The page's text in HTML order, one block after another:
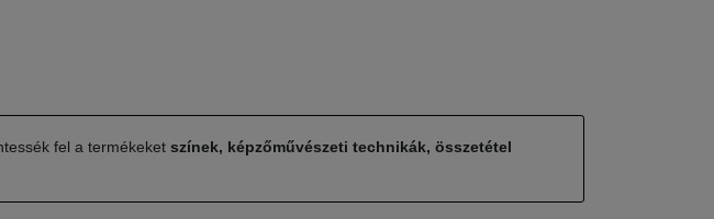
fel a termékeket színek, képzőművészeti technikák, összetétel